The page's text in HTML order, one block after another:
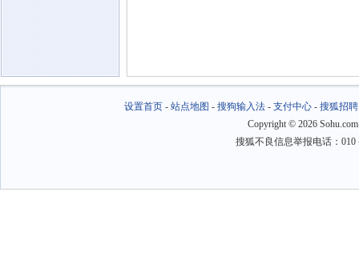
设置首页- 站点地图 - 搜狗输入法- 支付中心- 搜狐招聘
Copyright © 2026
搜狐不良信息举报电话：010